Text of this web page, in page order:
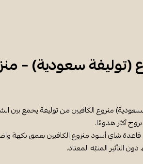
(توليفة سعودية) –
منزوع الكافيين من توليفة يجمع بين
أكثر هدوءًا.
شاي أسود منزوع الكافيين بعمق نكهة
التأثير المنبّه المعتاد.